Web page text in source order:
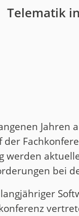
Armenien
Telematik
Jahren
der
werden
bei